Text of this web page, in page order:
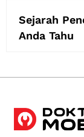
Sejarah
Anda Tahu